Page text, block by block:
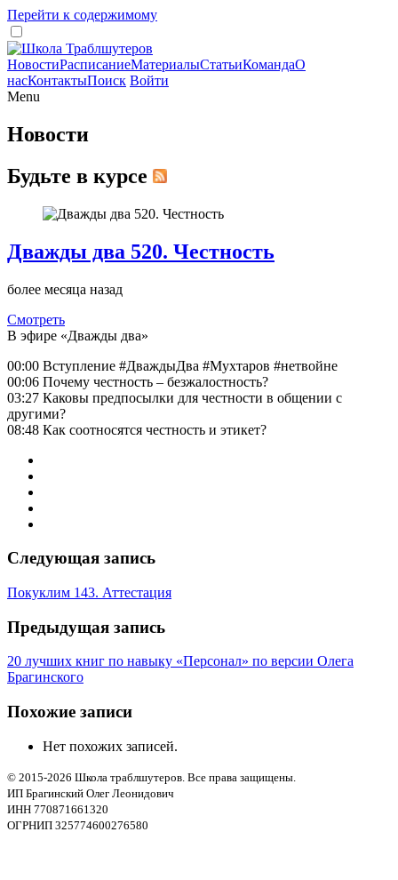
Перейти к содержимому
НовостиРасписаниеМатериалыСтатьиКомандаО
насКонтактыПоиск Войти
Menu
Новости
Будьте в курсе
Дважды два 520. Честность
более месяца назад
Смотреть
В эфире «Дважды два»
00:00 Вступление #ДваждыДва #Мухтаров #нетвойне
00:06 Почему честность – безжалостность?
03:27 Каковы предпосылки для честности в общении с
другими?
08:48 Как соотносятся честность и этикет?
Следующая запись
Покуклим 143. Аттестация
Предыдущая запись
20 лучших книг по навыку «Персонал» по версии Олега
Брагинского
Похожие записи
Нет похожих записей.
© 2015-2026 Школа траблшутеров. Все права защищены.
ИП Брагинский Олег Леонидович
ИНН 770871661320
ОГРНИП 325774600276580